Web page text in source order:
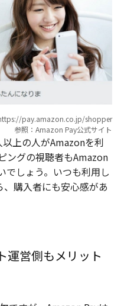
pay.amazon.co.jp/shopper
参照：Amazon Pay公式サイト
上の人がAmazonを利
ングの視聴者もAmazon
でしょう。いつも利用し
購入者にも安心感があ
運営側もメリット